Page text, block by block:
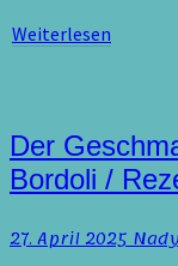
Weiterlesen
Der
Geschmack
von
von
Der
Bordoli /
27. April 2025